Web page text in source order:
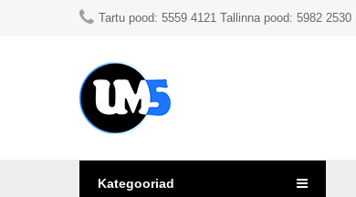
Tartu pood: 5559 4121 Tallinna pood: 5982 2530
Kategooriad